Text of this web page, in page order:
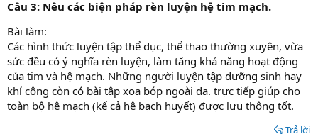
Câu 3: Nêu các biện pháp rèn luyện hệ tim mạch.
Bài làm:
Các hình thức luyện tập thể dục, thể thao thường xuyên, vừa
sức đều có ý nghĩa rèn luyện, làm tăng khả năng hoạt động
của tim và hệ mạch. Những người luyện tập dưỡng sinh hay
khí công còn có bài tập xoa bóp ngoài da. trực tiếp giúp cho
toàn bộ hệ mạch (kể cả hệ bạch huyết) được lưu thông tốt.
Trả lời